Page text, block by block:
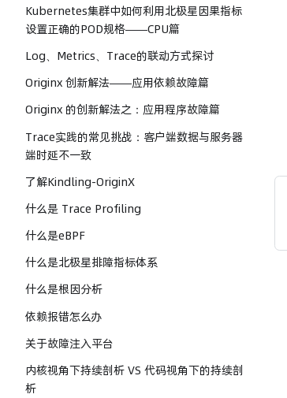
Kubernetes集群中如何利用北极星因果指标
设置正确的POD规格——CPU篇
Log、Metrics、Trace的联动方式探讨
Originx 创新解法——应用依赖故障篇
Originx 的创新解法之：应用程序故障篇
Trace实践的常见挑战：客户端数据与服务器
端时延不一致
了解Kindling-OriginX
什么是 Trace Profiling
什么是eBPF
什么是北极星排障指标体系
什么是根因分析
依赖报错怎么办
关于故障注入平台
内核视角下持续剖析 VS 代码视角下的持续剖
析